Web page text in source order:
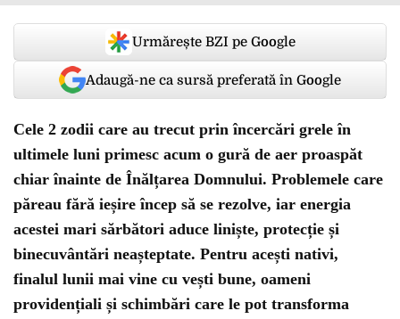
Urmărește BZI pe Google
Adaugă-ne ca sursă preferată în Google
Cele 2 zodii care au trecut prin încercări grele în
ultimele luni primesc acum o gură de aer proaspăt
chiar înainte de Înălțarea Domnului. Problemele care
păreau fără ieșire încep să se rezolve, iar energia
acestei mari sărbători aduce liniște, protecție și
binecuvântări neașteptate. Pentru acești nativi,
finalul lunii mai vine cu vești bune, oameni
providențiali și schimbări care le pot transforma